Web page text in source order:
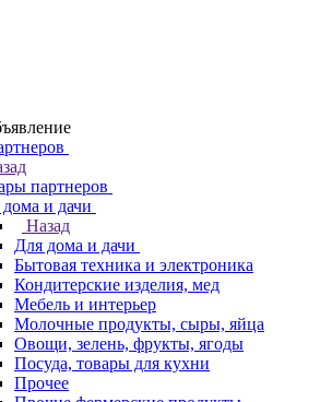
партнеров
и дачи
Назад
Для дома и дачи
Бытовая техника и электроника
Кондитерские изделия, мед
Мебель и интерьер
Молочные продукты, сыры, яйца
Овощи, зелень, фрукты, ягоды
Посуда, товары для кухни
Прочее